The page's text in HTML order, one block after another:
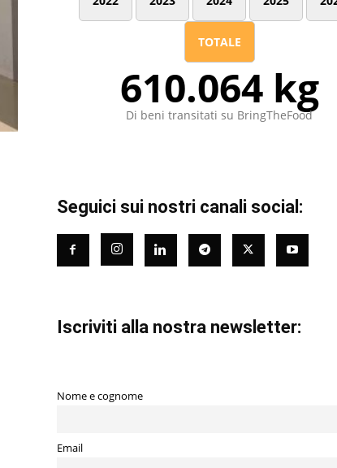
TOTALE
610.064 kg
Di beni transitati su BringTheFood
Seguici sui nostri canali social:
Iscriviti alla nostra newsletter:
Nome e cognome
Email